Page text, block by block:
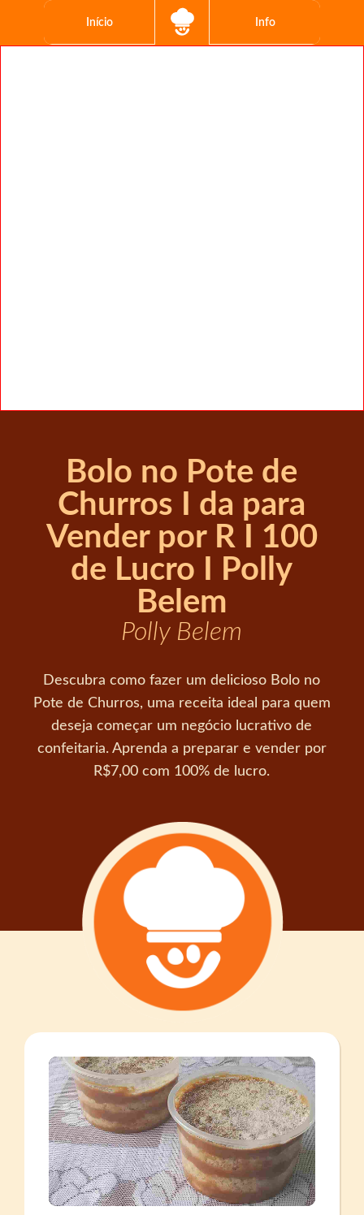
Início Info
Bolo no Pote de
Churros I da para
Vender por R I 100
de Lucro I Polly
Belem
Polly Belem
Descubra como fazer um delicioso Bolo no
Pote de Churros, uma receita ideal para quem
deseja começar um negócio lucrativo de
confeitaria. Aprenda a preparar e vender por
R$7,00 com 100% de lucro.